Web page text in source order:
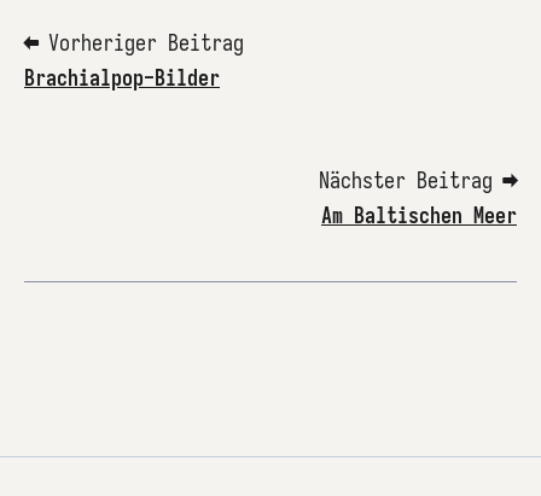
⬅ Vorheriger Beitrag
Brachialpop-Bilder
Nächster Beitrag ➡
Am Baltischen Meer